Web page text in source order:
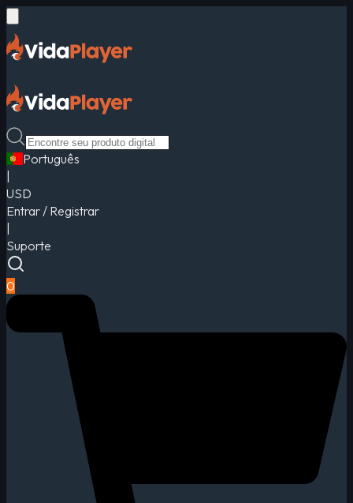
Português
USD
Entrar / Registrar
Suporte
0